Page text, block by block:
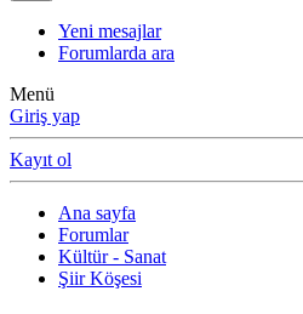
Yeni mesajlar
Forumlarda ara
Menü
Giriş yap
Kayıt ol
Ana sayfa
Forumlar
Kültür - Sanat
Şiir Köşesi